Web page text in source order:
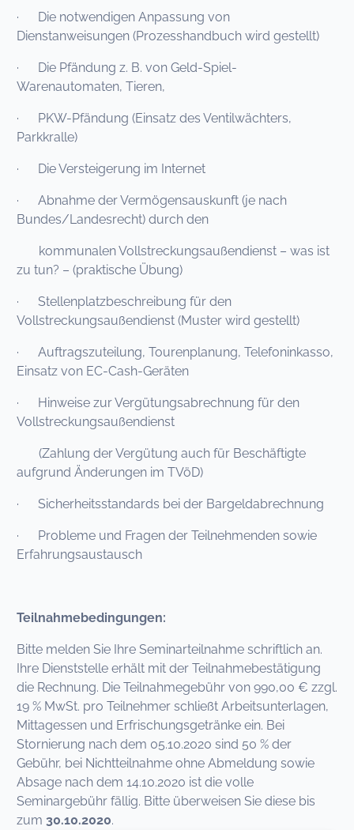
· Die notwendigen Anpassung von
Dienstanweisungen (Prozesshandbuch wird gestellt)
· Die Pfändung z. B. von Geld-Spiel-
Warenautomaten, Tieren,
· PKW-Pfändung (Einsatz des Ventilwächters,
Parkkralle)
· Die Versteigerung im Internet
· Abnahme der Vermögensauskunft (je nach
Bundes/Landesrecht) durch den
kommunalen Vollstreckungsaußendienst – was ist
zu tun? – (praktische Übung)
· Stellenplatzbeschreibung für den
Vollstreckungsaußendienst (Muster wird gestellt)
· Auftragszuteilung, Tourenplanung, Telefoninkasso,
Einsatz von EC-Cash-Geräten
· Hinweise zur Vergütungsabrechnung für den
Vollstreckungsaußendienst
(Zahlung der Vergütung auch für Beschäftigte
aufgrund Änderungen im TVöD)
· Sicherheitsstandards bei der Bargeldabrechnung
· Probleme und Fragen der Teilnehmenden sowie
Erfahrungsaustausch
Teilnahmebedingungen:
Bitte melden Sie Ihre Seminarteilnahme schriftlich an.
Ihre Dienststelle erhält mit der Teilnahmebestätigung
die Rechnung. Die Teilnahmegebühr von 990,00 € zzgl.
19 % MwSt. pro Teilnehmer schließt Arbeitsunterlagen,
Mittagessen und Erfrischungsgetränke ein. Bei
Stornierung nach dem 05.10.2020 sind 50 % der
Gebühr, bei Nichtteilnahme ohne Abmeldung sowie
Absage nach dem 14.10.2020 ist die volle
Seminargebühr fällig. Bitte überweisen Sie diese bis
zum 30.10.2020.